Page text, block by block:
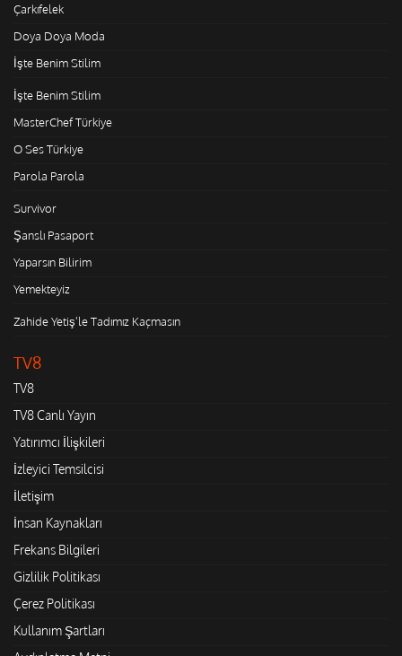
Çarkıfelek
Doya Doya Moda
İşte Benim Stilim
İşte Benim Stilim
MasterChef Türkiye
O Ses Türkiye
Parola Parola
Survivor
Şanslı Pasaport
Yaparsın Bilirim
Yemekteyiz
Zahide Yetiş'le Tadımız Kaçmasın
TV8
TV8
TV8 Canlı Yayın
Yatırımcı İlişkileri
İzleyici Temsilcisi
İletişim
İnsan Kaynakları
Frekans Bilgileri
Gizlilik Politikası
Çerez Politikası
Kullanım Şartları